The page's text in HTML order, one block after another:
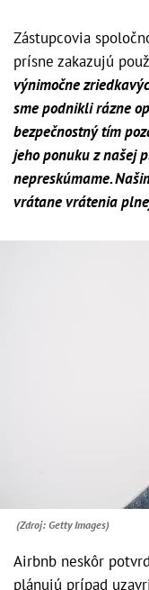
Zástupcovia
prísne zakazujú
výnimočne
sme podnikli rázne
bezpečnostný tím
jeho ponuku z našej
nepreskúmame.
vrátane vrátenia
(Zdroj: Getty Images)
Airbnb neskôr
plánujú prípad